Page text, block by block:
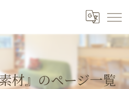
材』のページ一覧